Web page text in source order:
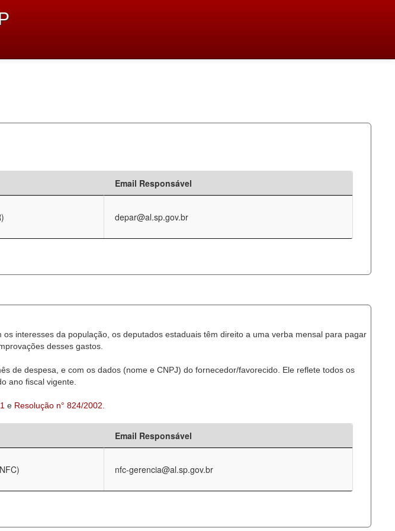
Email Responsável
depar@al.sp.gov.br
interesses da população, os deputados estaduais têm direito a uma verba mensal para pagar
desses gastos.
de despesa, e com os dados (nome e CNPJ) do fornecedor/favorecido. Ele reflete todos os
ano fiscal vigente.
e Resolução n° 824/2002
Email Responsável
nfc-gerencia@al.sp.gov.br